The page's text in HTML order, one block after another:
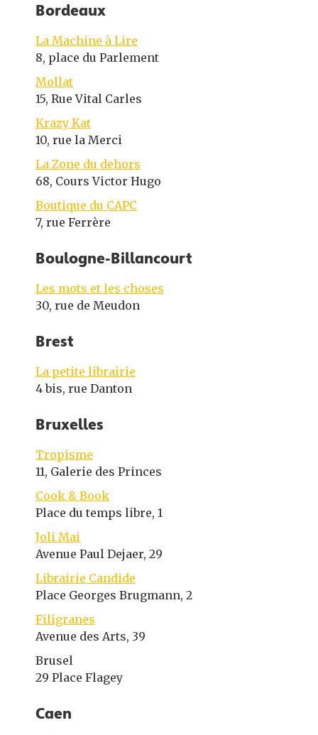
Bordeaux
La Machine à Lire
8, place du Parlement
Mollat
15, Rue Vital Carles
Krazy Kat
10, rue la Merci
La Zone du dehors
68, Cours Victor Hugo
Boutique du CAPC
7, rue Ferrère
Boulogne-Billancourt
Les mots et les choses
30, rue de Meudon
Brest
La petite librairie
4 bis, rue Danton
Bruxelles
Tropisme
11, Galerie des Princes
Cook & Book
Place du temps libre, 1
Joli Mai
Avenue Paul Dejaer, 29
Librairie Candide
Place Georges Brugmann, 2
Filigranes
Avenue des Arts, 39
Brusel
29 Place Flagey
Caen